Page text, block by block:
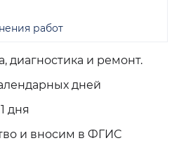
диагностика и ремонт.
дней
дня
и вносим в ФГИС
работ